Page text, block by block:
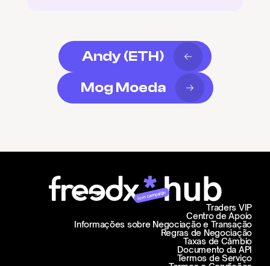
Andy (ETH)
Mog Moeda
Join campaign
Centro de Apoio
Informações sobre Negociação e Transação
Traders VIP
Regras de Negociação
Taxas de Câmbio
Documento da API
Termos de Serviço